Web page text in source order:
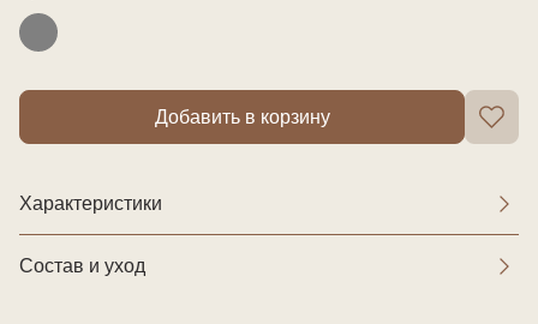
Добавить в корзину
Характеристики
Состав и уход